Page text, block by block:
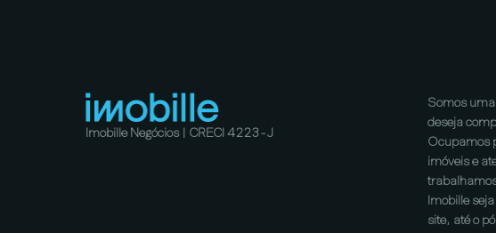
Imobille Negócios | CRECI 4223-J
Somos
deseja
Ocupamos
imóveis e
Imobille
site, até o